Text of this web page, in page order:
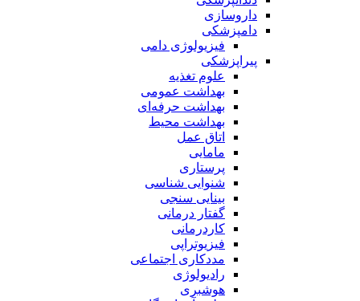
داروسازی
دامپزشکی
فیزیولوژی دامی
پیراپزشکی
علوم تغذیه
بهداشت عمومی
بهداشت حرفه‌ای
بهداشت محیط
اتاق عمل
مامایی
پرستاری
شنوایی شناسی
بینایی سنجی
گفتار درمانی
کاردرمانی
فیزیوتراپی
مددکاری اجتماعی
رادیولوژی
هوشبری